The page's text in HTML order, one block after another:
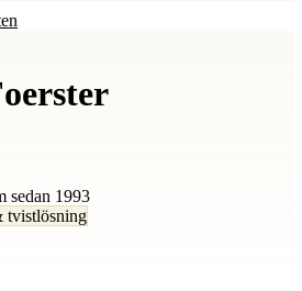
sedan 1993
tvistlösning